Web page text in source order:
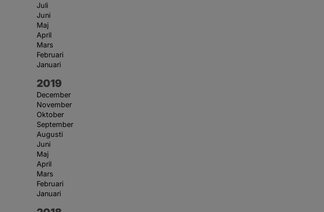
Juli
Juni
Maj
April
Mars
Februari
Januari
År:
2019
December
November
Oktober
September
Augusti
Juni
Maj
April
Mars
Februari
Januari